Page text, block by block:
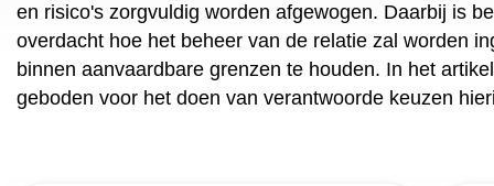
en risico's zorgvuldig worden afgewogen. Daarbij is
overdacht hoe het beheer van de relatie zal worden
binnen aanvaardbare grenzen te houden. In het
geboden voor het doen van verantwoorde keuzen